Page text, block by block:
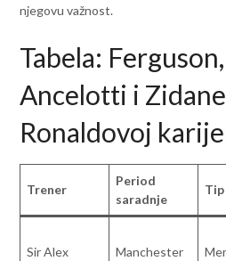
njegovu važnost.
Tabela:
Ancelotti i
Ronaldovoj
Trener
Period
saradnje
Sir Alex
Manchester